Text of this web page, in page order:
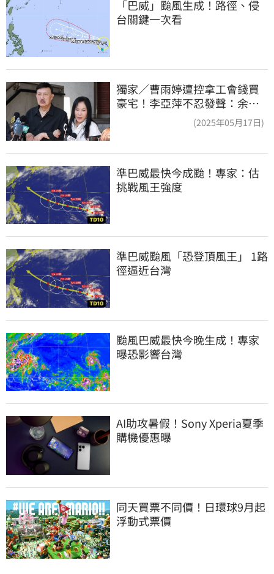
「巴威」颱風生成！路徑、侵
台關鍵一次看
獨家／曹雨婷遭控拿工會錢買
豪宅！李亞萍不忍發聲：余天
(2025年05月17日)
準巴威最快今成颱！專家：估
挑戰風王強度
準巴威颱風「恐登頂風王」 1路
徑逼近台灣
颱風巴威最快今晚生成！專家
曝恐影響台灣
AI助攻暑假！Sony Xperia夏季
購機優惠曝
同天買票不同價！日環球9月起
浮動式票價